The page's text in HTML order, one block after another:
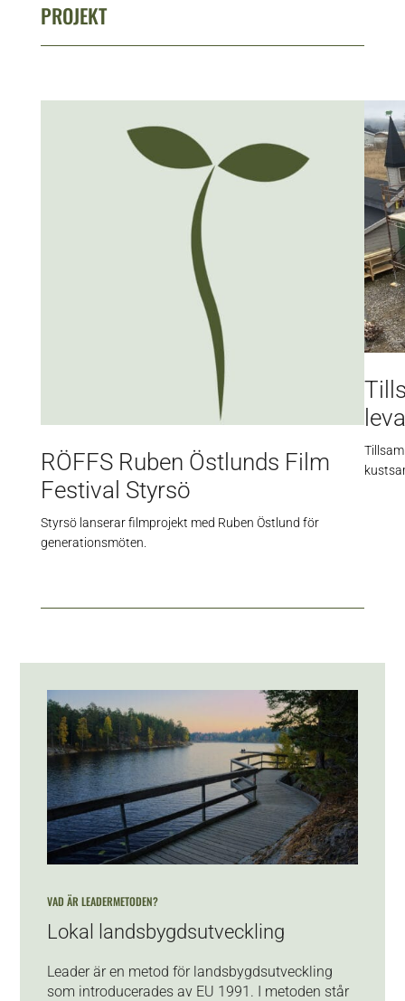
PROJEKT
RÖFFS Ruben Östlunds Film
Festival Styrsö
Styrsö lanserar filmprojekt med Ruben Östlund för
generationsmöten.
VAD ÄR LEADERMETODEN?
Lokal landsbygdsutveckling
Leader är en metod för landsbygdsutveckling
som introducerades av EU 1991. I metoden står